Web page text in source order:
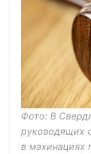
Фото: В
руководящих
в махинациях